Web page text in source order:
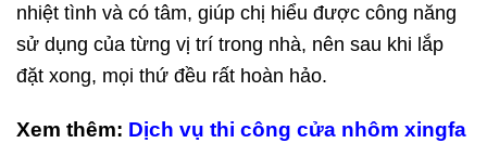
nhiệt tình và có tâm, giúp chị hiểu được công năng
sử dụng của từng vị trí trong nhà, nên sau khi lắp
đặt xong, mọi thứ đều rất hoàn hảo.
Xem thêm: Dịch vụ thi công cửa nhôm xingfa